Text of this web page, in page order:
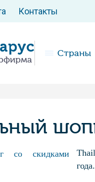
Контакты
Страны